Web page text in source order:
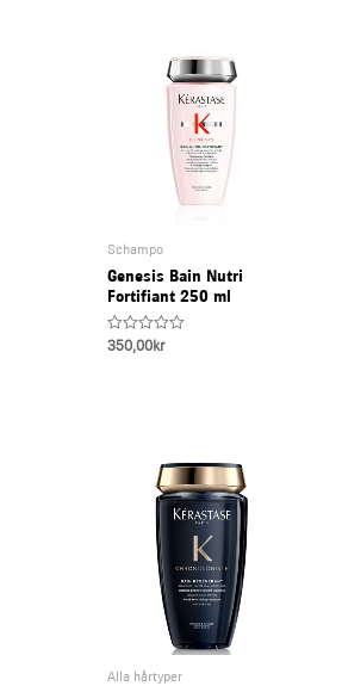
Schampo
Genesis Bain Nutri
Fortifiant 250 ml
Rated
350,00kr
Alla hårtyper